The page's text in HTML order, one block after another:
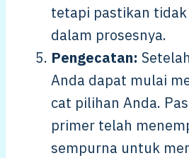
tetapi pastikan
dalam prosesnya.
Pengecatan:
Anda dapat mulai
cat pilihan Anda.
primer telah
sempurna untuk